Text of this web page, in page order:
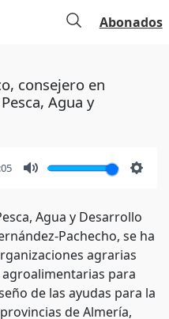
Abonados
consejero en
Agua y
Agua y Desarrollo
Pachecho, se ha
agrarias
para
de las ayudas para la
de Almería,